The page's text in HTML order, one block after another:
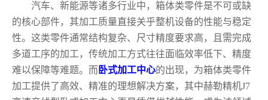
汽车、新能源等诸多行业中，箱体类零件是不可或缺
的核心部件，其加工质量直接关乎整机设备的性能与稳定
性。这类零件通常结构复杂、尺寸精度要求高，且需完成
多道工序的加工，传统加工方式往往面临效率低下、精度
难以保障等难题。而 卧式加工中心的出现，为箱体类零件
加工提供了高效、精准的理想解决方案，其中赫勒精机J7